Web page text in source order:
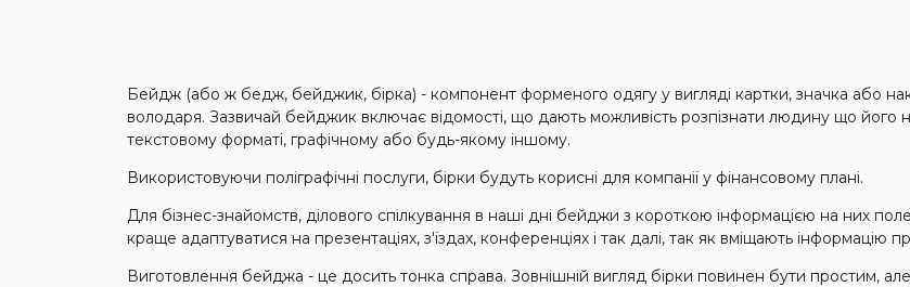
Бейдж (або ж бедж, бейджик, бірка) - компонент форменого одягу у вигляді картки, значка або
володаря. Зазвичай бейджик включає відомості, що дають можливість розпізнати людину що його
текстовому форматі, графічному або будь-якому іншому.
Використовуючи поліграфічні послуги, бірки будуть корисні для компанії у фінансовому плані.
Для бізнес-знайомств, ділового спілкування в наші дні бейджи з короткою інформацією на них
краще адаптуватися на презентаціях, з'їздах, конференціях і так далі, так як вміщають інформацію
Виготовлення бейджа - це досить тонка справа. Зовнішній вигляд бірки повинен бути простим,